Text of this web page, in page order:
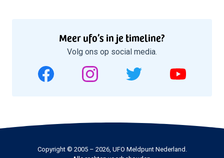
Meer ufo’s in je timeline?
Volg ons op social media.
Copyright © 2005 – 2026, UFO Meldpunt Nederland.